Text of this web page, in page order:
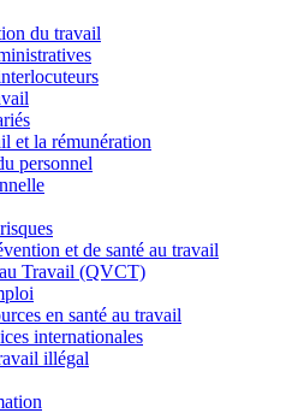
du travail
et la rémunération
personnel
et de santé au travail
Travail (QVCT)
en santé au travail
internationales
illégal